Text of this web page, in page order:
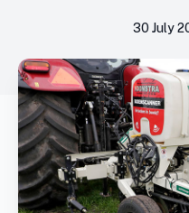
30 July